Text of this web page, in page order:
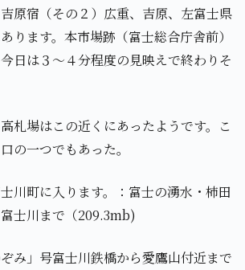
原宿（その２）広重、吉原、左富士県
ります。本市場跡（富士総合庁舎前）
日は３～４分程度の見映えで終わりそ
札場はこの近くにあったようです。こ
の一つでもあった。
川町に入ります。：富士の湧水・柿田
士川まで（209.3mb)
み」号富士川鉄橋から愛鷹山付近まで